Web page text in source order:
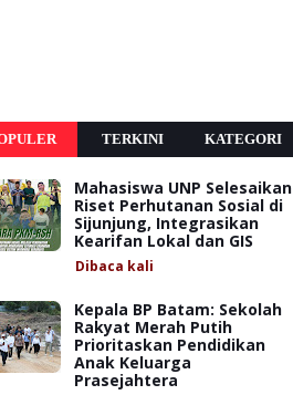
TERKINI KATEGORI
Mahasiswa UNP Selesaikan
Riset Perhutanan Sosial di
Sijunjung, Integrasikan
Kearifan Lokal dan GIS
Dibaca kali
Kepala BP Batam: Sekolah
Rakyat Merah Putih
Prioritaskan Pendidikan
Anak Keluarga
Prasejahtera